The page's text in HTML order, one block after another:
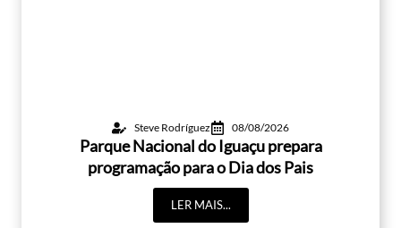
Steve Rodríguez 08/08/2026
Parque Nacional do Iguaçu prepara
programação para o Dia dos Pais
LER MAIS...